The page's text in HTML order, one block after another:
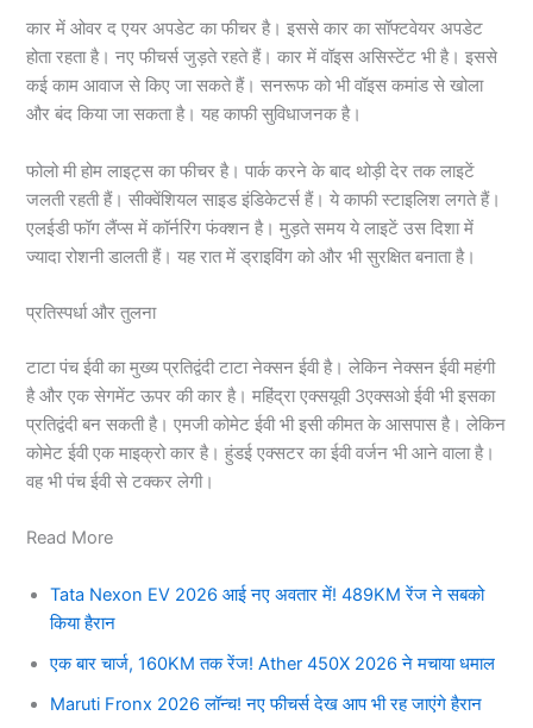
कार में ओवर द एयर अपडेट का फीचर है। इससे कार का सॉफ्टवेयर अपडेट
होता रहता है। नए फीचर्स जुड़ते रहते हैं। कार में वॉइस असिस्टेंट भी है। इससे
कई काम आवाज से किए जा सकते हैं। सनरूफ को भी वॉइस कमांड से खोला
और बंद किया जा सकता है। यह काफी सुविधाजनक है।
फोलो मी होम लाइट्स का फीचर है। पार्क करने के बाद थोड़ी देर तक लाइटें
जलती रहती हैं। सीक्वेंशियल साइड इंडिकेटर्स हैं। ये काफी स्टाइलिश लगते हैं।
एलईडी फॉग लैंप्स में कॉर्नरिंग फंक्शन है। मुड़ते समय ये लाइटें उस दिशा में
ज्यादा रोशनी डालती हैं। यह रात में ड्राइविंग को और भी सुरक्षित बनाता है।
प्रतिस्पर्धा और तुलना
टाटा पंच ईवी का मुख्य प्रतिद्वंदी टाटा नेक्सन ईवी है। लेकिन नेक्सन ईवी महंगी
है और एक सेगमेंट ऊपर की कार है। महिंद्रा एक्सयूवी 3एक्सओ ईवी भी इसका
प्रतिद्वंदी बन सकती है। एमजी कोमेट ईवी भी इसी कीमत के आसपास है। लेकिन
कोमेट ईवी एक माइक्रो कार है। हुंडई एक्सटर का ईवी वर्जन भी आने वाला है।
वह भी पंच ईवी से टक्कर लेगी।
Read More
Tata Nexon EV 2026 आई नए अवतार में! 489KM रेंज ने सबको
किया हैरान
एक बार चार्ज, 160KM तक रेंज! Ather 450X 2026 ने मचाया धमाल
Maruti Fronx 2026 लॉन्च! नए फीचर्स देख आप भी रह जाएंगे हैरान